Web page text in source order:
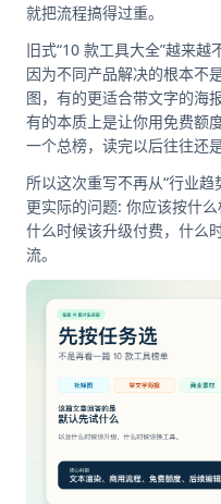
就把流程搞得过重。
旧式“10 款工具大全”越来
因为不同产品解决的根本不
图，有的更适合带文字的海
有的本质上是让你用免费额
一个总榜，读完以后往往还
所以这次重写不再从“行业趋
更实际的问题: 你应该按什
什么时候该升级付费，什么
流。